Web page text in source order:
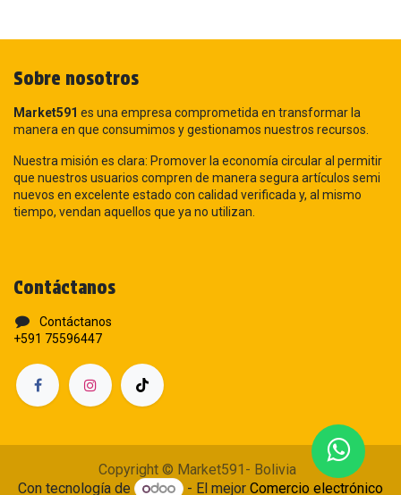
Sobre nosotros
Market591 es una empresa comprometida en transformar la
manera en que consumimos y gestionamos nuestros recursos.
Nuestra misión es clara: Promover la economía circular al permitir
que nuestros usuarios compren de manera segura artículos semi
nuevos en excelente estado con calidad verificada y, al mismo
tiempo, vendan aquellos que ya no utilizan.
Contáctanos
Contáctanos
+591 75596447
Copyright © Market591- Bolivia
Con tecnología de
- El mejor Comercio electrónico